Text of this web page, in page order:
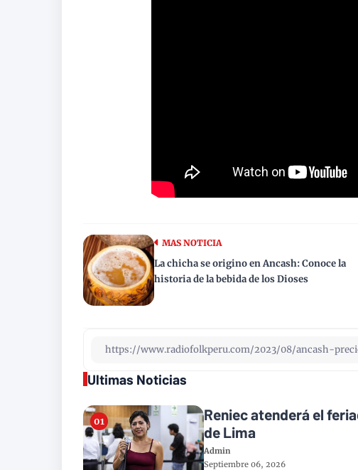
MAS NOTICIA
La chicha se origino en Ancash: Conoce la
historia de la bebida de los Dioses
Ultimas Noticias
Reniec atenderá el
de Lima
Admin
Septiembre 06, 2026